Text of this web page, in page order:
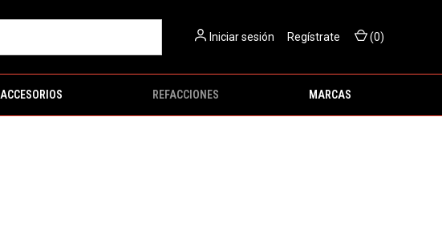
Iniciar sesión Regístrate (0)
ACCESORIOS REFACCIONES MARCAS